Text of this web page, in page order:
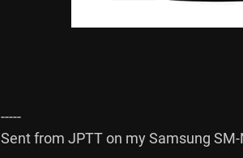
-----
Sent from JPTT on my Samsung SM-